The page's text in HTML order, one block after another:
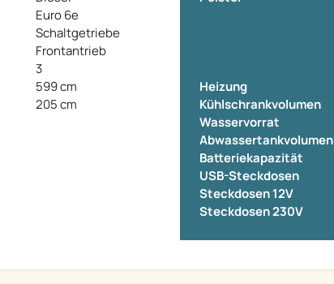
Euro 6e
Schaltgetriebe
Frontantrieb
3
599 cm
205 cm
Heizung
Kühlschrankvolumen
Wasservorrat
Abwassertankvolumen
Batteriekapazität
USB-Steckdosen
Steckdosen 12V
Steckdosen 230V